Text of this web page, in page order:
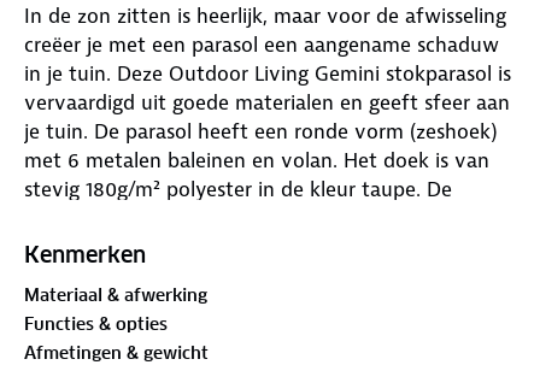
In de zon zitten is heerlijk, maar voor de afwisseling
creëer je met een parasol een aangename schaduw
in je tuin. Deze Outdoor Living Gemini stokparasol is
vervaardigd uit goede materialen en geeft sfeer aan
je tuin. De parasol heeft een ronde vorm (zeshoek)
met 6 metalen baleinen en volan. Het doek is van
stevig 180g/m² polyester in de kleur taupe. De
eenvoudig open- en dichtdraait.
De pluspunten van deze combi deal:
Kenmerken
Materiaal & afwerking
Functies & opties
Afmetingen & gewicht